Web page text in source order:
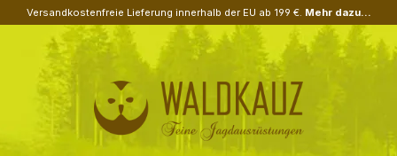
Zum Hauptinhalt springen
Versandkostenfreie Lieferung innerhalb der EU ab 199 €. Mehr dazu...